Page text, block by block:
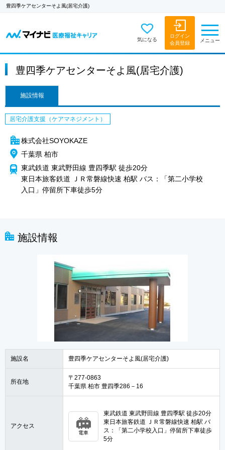
豊四季ケアセンターそよ風(居宅介護)
気になる
ログイン
会員登録
メニュー
豊四季ケアセンターそよ風(居宅介護)
施設情報
居宅介護支援（ケアマネジメント）
株式会社SOYOKAZE
千葉県 柏市
東武鉄道 東武野田線 豊四季駅 徒歩20分
東日本旅客鉄道 ＪＲ常磐線快速 柏駅 バス：「第二小学校
入口」停留所下車徒歩5分
施設情報
施設名 豊四季ケアセンターそよ風(居宅介護)
所在地
〒277-0863
千葉県 柏市 豊四季286－16
アクセス
電車
東武鉄道 東武野田線 豊四季駅 徒歩20分
東日本旅客鉄道 ＪＲ常磐線快速 柏駅 バ
ス：「第二小学校入口」停留所下車徒歩
5分